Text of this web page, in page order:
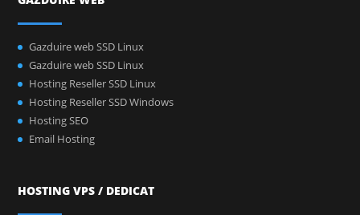
Gazduire web SSD Linux
Gazduire web SSD Linux
Hosting Reseller SSD Linux
Hosting Reseller SSD Windows
Hosting SEO
Email Hosting
HOSTING VPS / DEDICAT